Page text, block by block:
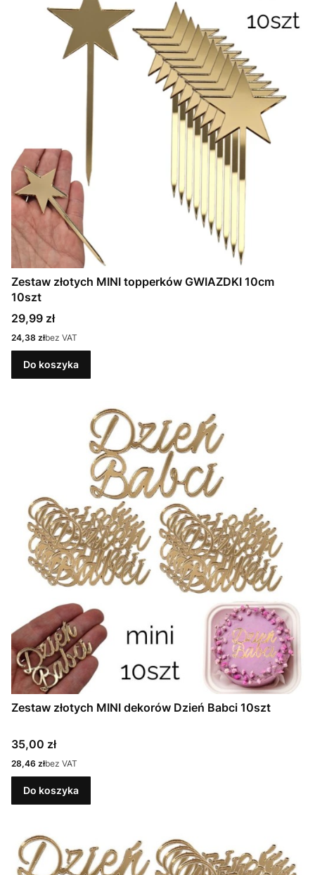
Zestaw złotych MINI topperków GWIAZDKI 10cm
10szt
Cena
29,99 zł
Cena
24,38 złbez VAT
Do koszyka
Zestaw złotych MINI dekorów Dzień Babci 10szt
Cena
35,00 zł
Cena
28,46 złbez VAT
Do koszyka